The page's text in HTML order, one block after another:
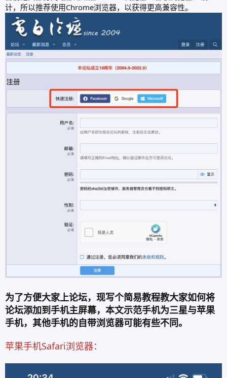
计，所以推荐使用Chrome浏览器，以获得更高兼容性。
为了方便大家上论坛，现写个简易教程教大家如何将
论坛添加到手机主屏幕，本文示范手机为三星与苹果
手机，其他手机的自带浏览器可能有些不同。
苹果手机Safari浏览器：